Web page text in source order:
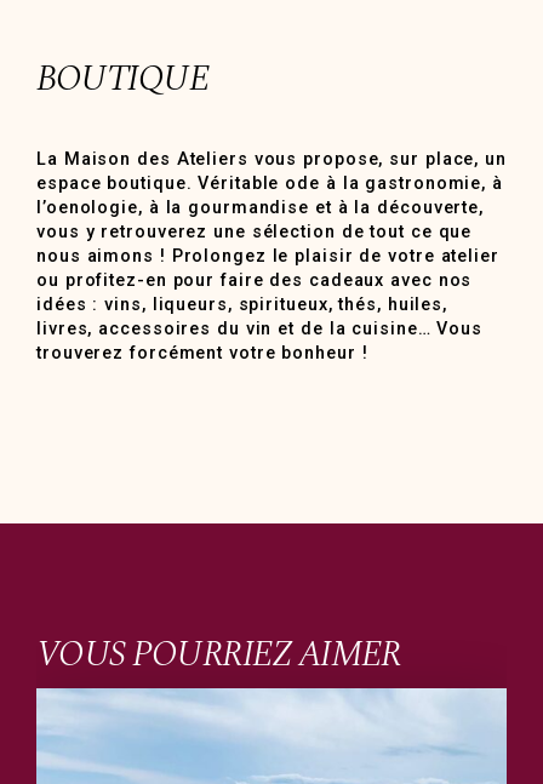
BOUTIQUE
La Maison des Ateliers vous propose, sur place, un
espace boutique. Véritable ode à la gastronomie, à
l’oenologie, à la gourmandise et à la découverte,
vous y retrouverez une sélection de tout ce que
nous aimons ! Prolongez le plaisir de votre atelier
ou profitez-en pour faire des cadeaux avec nos
idées : vins, liqueurs, spiritueux, thés, huiles,
livres, accessoires du vin et de la cuisine… Vous
trouverez forcément votre bonheur !
VOUS POURRIEZ AIMER